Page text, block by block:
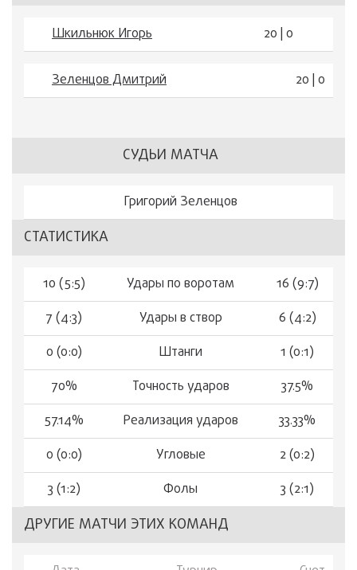
Шкильнюк Игорь 20 | 0
Зеленцов Дмитрий 20 | 0
СУДЬИ МАТЧА
Григорий Зеленцов
СТАТИСТИКА
10 (5:5) Удары по воротам
16 (9:7)
7 (4:3)
Удары в створ
6 (4:2)
0 (0:0)
Штанги
1 (0:1)
70%
Точность ударов
37.5%
57.14%
Реализация ударов
33.33%
0 (0:0)
Угловые
2 (0:2)
3 (1:2)
Фолы 3 (2:1)
ДРУГИЕ МАТЧИ ЭТИХ КОМАНД